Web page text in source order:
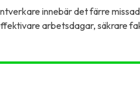
innebär det färre
arbetsdagar, säkrare